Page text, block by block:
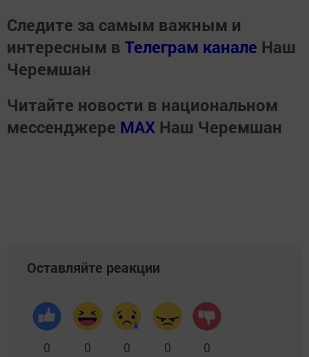
Следите за самым важным и
интересным в Телеграм канале Наш
Черемшан
Читайте новости в национальном
мессенджере MАХ Наш Черемшан
Оставляйте реакции
0 0 0 0 0